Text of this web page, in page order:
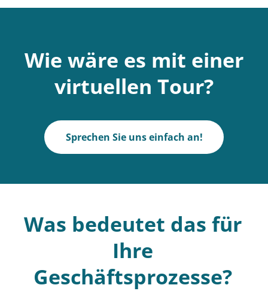
Wie wäre es mit einer
virtuellen Tour?
Sprechen Sie uns einfach an!
Was bedeutet das für
Ihre
Geschäftsprozesse?